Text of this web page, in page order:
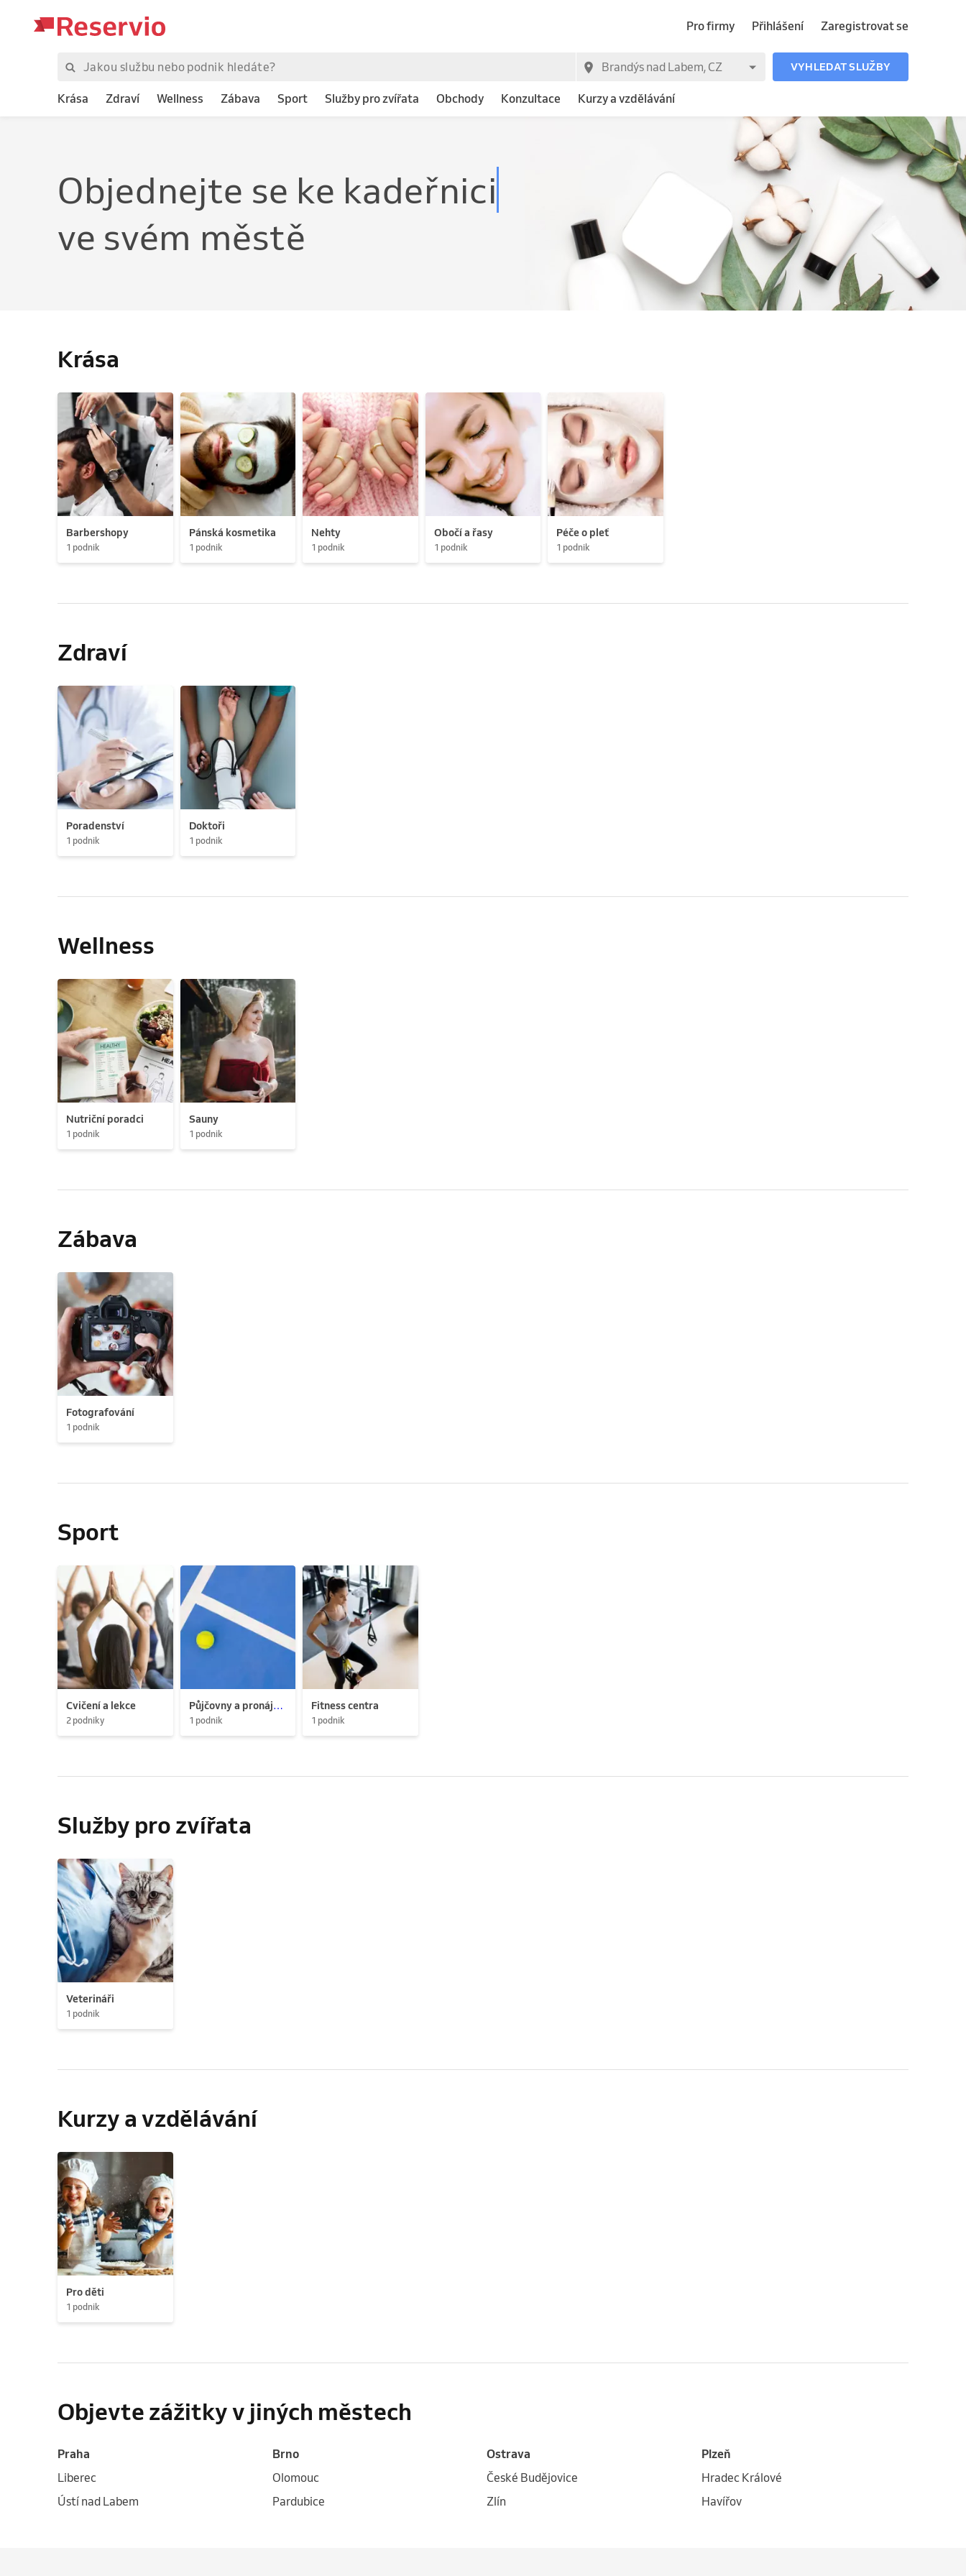
Pro firmy Přihlášení Zaregistrovat se
VYHLEDAT SLUŽBY
Krása Zdraví Wellness Zábava Sport Služby pro zvířata Obchody Konzultace Kurzy a vzdělávání
Objednejte se ke kadeřnici
ve svém městě
Krása
Barbershopy
1 podnik
Pánská kosmetika
1 podnik
Nehty
1 podnik
Obočí a řasy
1 podnik
Péče o pleť
1 podnik
Zdraví
Poradenství
1 podnik
Doktoři
1 podnik
Wellness
Nutriční poradci
1 podnik
Sauny
1 podnik
Zábava
Fotografování
1 podnik
Sport
Cvičení a lekce
2 podniky
Půjčovny a pronájem
1 podnik
Fitness centra
1 podnik
Služby pro zvířata
Veterináři
1 podnik
Kurzy a vzdělávání
Pro děti
1 podnik
Objevte zážitky v jiných městech
Praha Brno Ostrava
Plzeň
Liberec
Olomouc České Budějovice
Hradec Králové
Ústí nad Labem
Pardubice Zlín Havířov